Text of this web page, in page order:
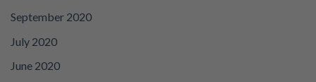
September 2020
July 2020
June 2020